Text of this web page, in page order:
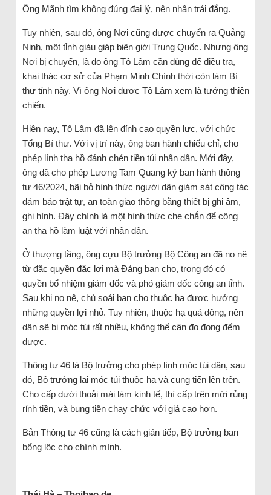
Ông Mãnh tìm không đúng đại lý, nên nhận trái đắng.
Tuy nhiên, sau đó, ông Nơi cũng được chuyển ra Quảng
Ninh, một tỉnh giàu giáp biên giới Trung Quốc. Nhưng ông
Nơi bị chuyển, là do ông Tô Lâm cần dùng để điều tra,
khai thác cơ sở của Phạm Minh Chính thời còn làm Bí
thư tỉnh này. Vì ông Nơi được Tô Lâm xem là tướng thiện
chiến.
Hiện nay, Tô Lâm đã lên đỉnh cao quyền lực, với chức
Tổng Bí thư. Với vị trí này, ông ban hành chiếu chỉ, cho
phép lính tha hồ đánh chén tiền túi nhân dân. Mới đây,
ông đã cho phép Lương Tam Quang ký ban hành thông
tư 46/2024, bãi bỏ hình thức người dân giám sát công tác
đảm bảo trật tự, an toàn giao thông bằng thiết bị ghi âm,
ghi hình. Đây chính là một hình thức che chắn để công
an tha hồ làm luật với nhân dân.
Ở thượng tầng, ông cựu Bộ trưởng Bộ Công an đã no nê
từ đặc quyền đặc lợi mà Đảng ban cho, trong đó có
quyền bổ nhiệm giám đốc và phó giám đốc công an tỉnh.
Sau khi no nê, chủ soái ban cho thuộc hạ được hưởng
những quyền lợi nhỏ. Tuy nhiên, thuộc hạ quá đông, nên
dân sẽ bị móc túi rất nhiều, không thể cân đo đong đếm
được.
Thông tư 46 là Bộ trưởng cho phép lính móc túi dân, sau
đó, Bộ trưởng lại móc túi thuộc hạ và cung tiến lên trên.
Cho cấp dưới thoải mái làm kinh tế, thì cấp trên mới rủng
rỉnh tiền, và bung tiền chạy chức với giá cao hơn.
Bản Thông tư 46 cũng là cách gián tiếp, Bộ trưởng ban
bổng lộc cho chính mình.